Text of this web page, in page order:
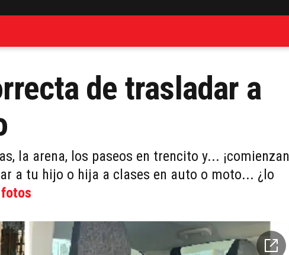
de trasladar a
la arena, los paseos en trencito y... ¡comienzan
a tu hijo o hija a clases en auto o moto... ¿lo